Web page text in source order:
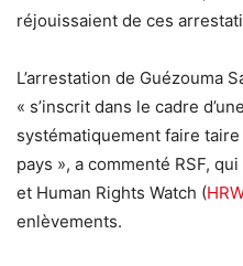
réjouissaient de ces
L’arrestation de Guézouma
« s’inscrit dans le cadre
systématiquement faire
pays », a commenté RSF,
et Human Rights Watch (
enlèvements.